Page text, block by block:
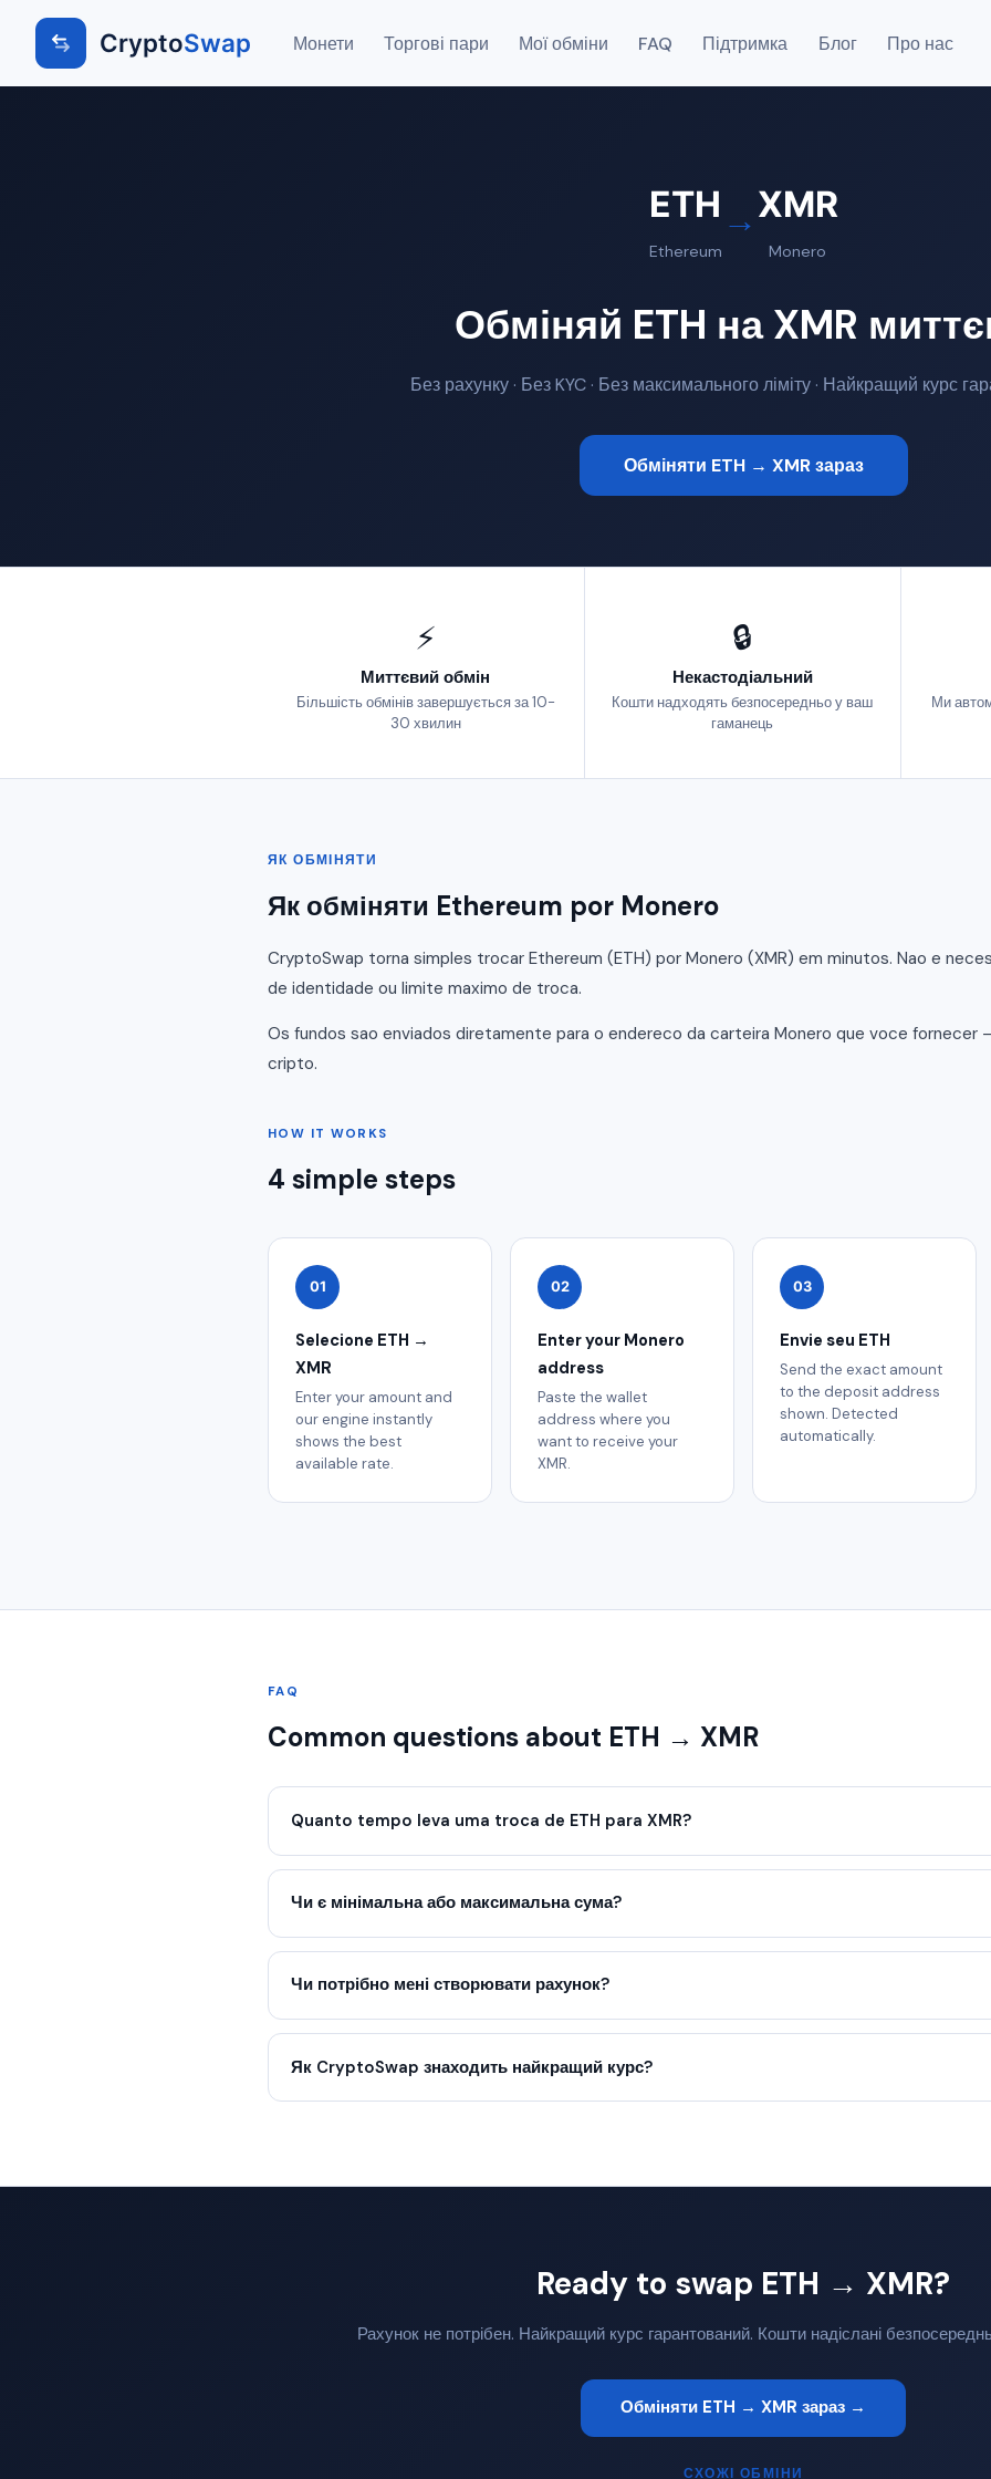
CryptoSwap Монети Торгові пари Мої обміни FAQ Підтримка Блог Про нас
ETH
Ethereum
→XMR
Monero
Обміняй ETH на XMR
Без рахунку · Без KYC · Без максимального ліміту · Найкращий курс
Обміняти ETH → XMR зараз
⚡
Миттєвий обмін
Більшість обмінів завершується за 10-
30 хвилин
🔒
Некастодіальний
Кошти надходять безпосередньо у ваш
гаманець
Ми
ЯК ОБМІНЯТИ
Як обміняти Ethereum por Monero
CryptoSwap torna simples trocar Ethereum (ETH) por Monero (XMR) em minutos. Nao e
de identidade ou limite maximo de troca.
Os fundos sao enviados diretamente para o endereco da carteira Monero que voce fornecer
cripto.
HOW IT WORKS
4 simple steps
01
Selecione ETH →
XMR
Enter your amount and
our engine instantly
shows the best
available rate.
02
Enter your Monero
address
Paste the wallet
address where you
want to receive your
XMR.
03
Envie seu ETH
Send the exact amount
to the deposit address
shown. Detected
automatically.
FAQ
Common questions about ETH → XMR
Quanto tempo leva uma troca de ETH para XMR?
Чи є мінімальна або максимальна сума?
Чи потрібно мені створювати рахунок?
Як CryptoSwap знаходить найкращий курс?
Ready to swap ETH → XMR?
Рахунок не потрібен. Найкращий курс гарантований. Кошти надіслані
Обміняти ETH → XMR зараз →
СХОЖІ ОБМІНИ